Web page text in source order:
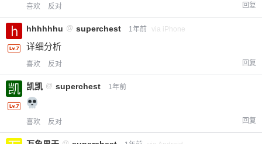
喜欢 反对 回复
hhhhhhu @ superchest 1年前 via iPhone
详细分析
喜欢 反对 回复
凯凯 @ superchest 1年前
喜欢 反对 回复